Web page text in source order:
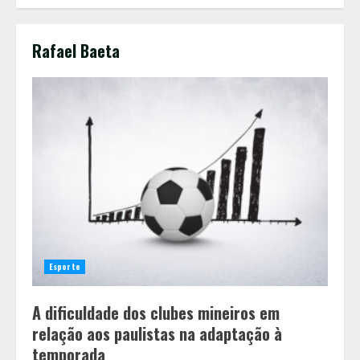
Rafael Baeta
Esporte
A dificuldade dos clubes mineiros em
relação aos paulistas na adaptação à
temporada